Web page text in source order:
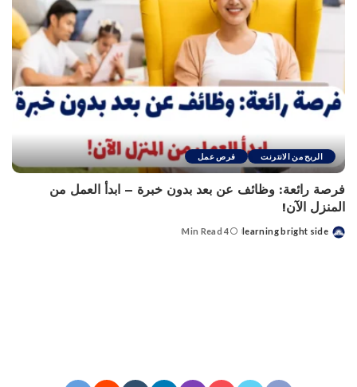
الربح من الانترنت فرص عمل
فرصة رائعة: وظائف عن بعد بدون خبرة – ابدأ العمل من
المنزل الآن!
Posted
learning bright side
4 Min Read